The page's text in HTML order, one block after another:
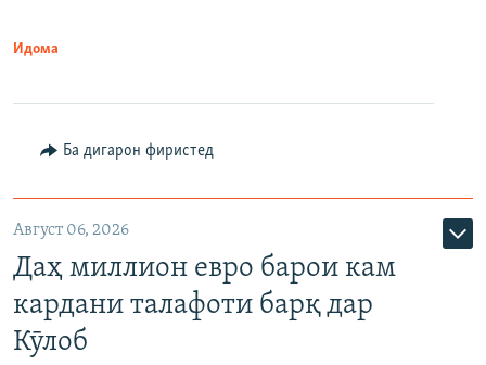
Идома
Ба дигарон фиристед
Август 06, 2026
Даҳ миллион евро барои кам
кардани талафоти барқ дар
Кӯлоб